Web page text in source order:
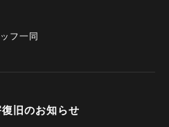
フ一同
旧のお知らせ